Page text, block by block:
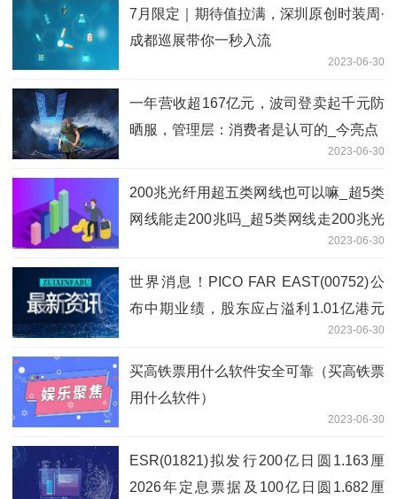
7月限定｜期待值拉满，深圳原创时装周·
成都巡展带你一秒入流
2023-06-30
一年营收超167亿元，波司登卖起千元防
晒服，管理层：消费者是认可的_今亮点
2023-06-30
200兆光纤用超五类网线也可以嘛_超5类
网线能走200兆吗_超5类网线走200兆光
2023-06-30
世界消息！PICO FAR EAST(00752)公
布中期业绩，股东应占溢利1.01亿港元
2023-06-30
买高铁票用什么软件安全可靠（买高铁票
用什么软件）
2023-06-30
ESR(01821)拟发行200亿日圆1.163厘
2026年定息票据及100亿日圆1.682厘